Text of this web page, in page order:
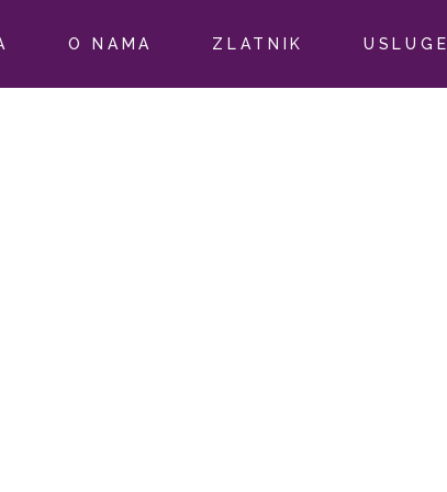
O NAMA ZLATNIK USLUGE